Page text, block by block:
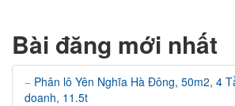
Bài đăng mới nhất
Phân lô Yên Nghĩa Hà Đông, 50m2, 4
doanh, 11.5t